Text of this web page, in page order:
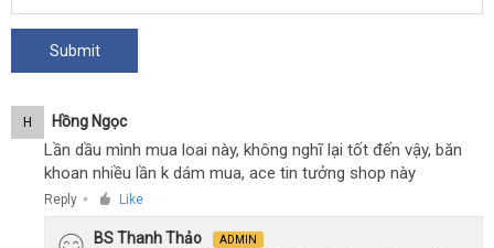
H Hồng Ngọc
Lần dầu mình mua loai này, không nghĩ lại tốt đến vậy, băn
khoan nhiều lần k dám mua, ace tin tưởng shop này
Reply ● Like
BS Thanh Thảo ADMIN